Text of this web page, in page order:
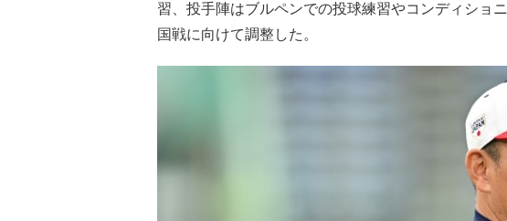
習、投手陣はブルペンでの投球練習やコンディショ
国戦に向けて調整した。